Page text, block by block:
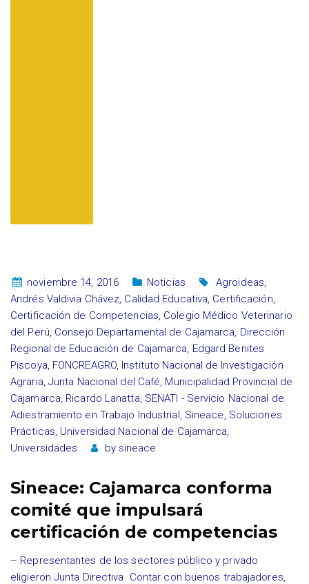
noviembre 14, 2016 Noticias Agroideas,
Andrés Valdivia Chávez, Calidad Educativa, Certificación,
Certificación de Competencias, Colegio Médico Veterinario
del Perú, Consejo Departamental de Cajamarca, Dirección
Regional de Educación de Cajamarca, Edgard Benites
Piscoya, FONCREAGRO, Instituto Nacional de Investigación
Agraria, Junta Nacional del Café, Municipalidad Provincial de
Cajamarca, Ricardo Lanatta, SENATI - Servicio Nacional de
Adiestramiento en Trabajo Industrial, Sineace, Soluciones
Prácticas, Universidad Nacional de Cajamarca,
Universidades
by sineace
Sineace: Cajamarca conforma
comité que impulsará
certificación de competencias
– Representantes de los sectores público y privado
eligieron Junta Directiva. Contar con buenos trabajadores,